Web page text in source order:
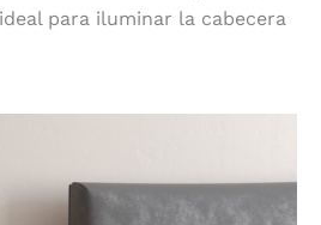
ideal para iluminar la cabecera